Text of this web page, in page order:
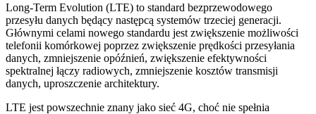
Long-Term Evolution (LTE) to standard bezprzewodowego
przesyłu danych będący następcą systemów trzeciej generacji.
Głównymi celami nowego standardu jest zwiększenie możliwości
telefonii komórkowej poprzez zwiększenie prędkości przesyłania
danych, zmniejszenie opóźnień, zwiększenie efektywności
spektralnej łączy radiowych, zmniejszenie kosztów transmisji
danych, uproszczenie architektury.
LTE jest powszechnie znany jako sieć 4G, choć nie spełnia